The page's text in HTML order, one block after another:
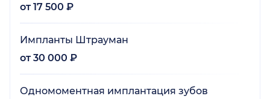
от 17 500 ₽
Импланты Штрауман
от 30 000 ₽
Одномоментная имплантация зубов